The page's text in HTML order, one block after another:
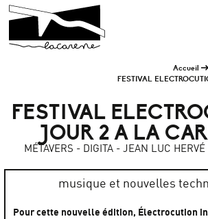
Panneau de gestion des cookies
Accueil
Accueil
FESTIVAL
FESTIVAL
JOUR 2 A LA
MÉTAVERS - DIGITA - JEAN LUC
musique et nouvelles
Pour cette nouvelle édition, Électrocution